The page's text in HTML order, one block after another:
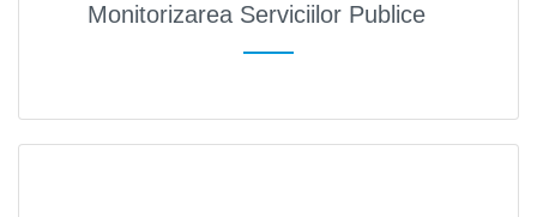
Monitorizarea Serviciilor Publice